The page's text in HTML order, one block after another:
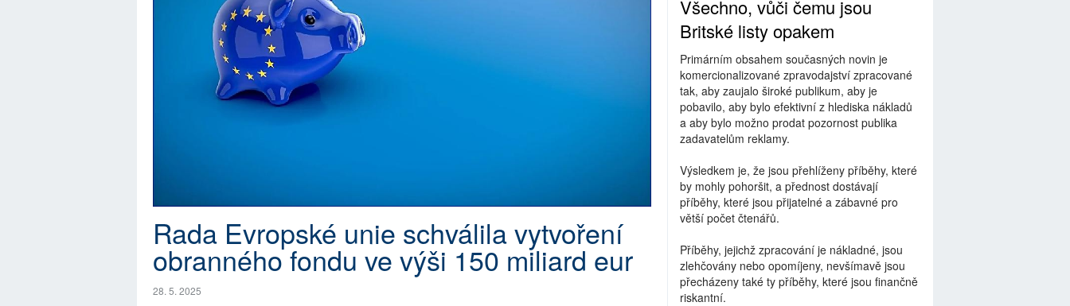
Rada Evropské unie schválila vytvoření
obranného fondu ve výši 150 miliard eur
28. 5. 2025
Všechno, vůči čemu jsou
Britské listy opakem
Primárním obsahem současných novin je
komercionalizované zpravodajství zpracované
tak, aby zaujalo široké publikum, aby je
pobavilo, aby bylo efektivní z hlediska nákladů
a aby bylo možno prodat pozornost publika
zadavatelům reklamy.
Výsledkem je, že jsou přehlíženy příběhy, které
by mohly pohoršit, a přednost dostávají
příběhy, které jsou přijatelné a zábavné pro
větší počet čtenářů.
Příběhy, jejichž zpracování je nákladné, jsou
zlehčovány nebo opomíjeny, nevšímavě jsou
přecházeny také ty příběhy, které jsou finančně
riskantní.